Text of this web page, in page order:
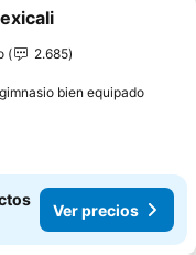
a favoritos
2.685
bien equipadoVer
Ver precios